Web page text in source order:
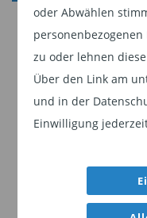
oder Abwählen
zu oder lehnen
Über den Link am
und in der
Einwilligung
disruptiven
Die Bewertungen
Technologieaktien
lenken Kapital
Konzerne als auch
behaupten, und
Hype um KI an
Dieser Inhalt ist
bestimmt. Mit
Sie, dass Sie ein
und stimmen